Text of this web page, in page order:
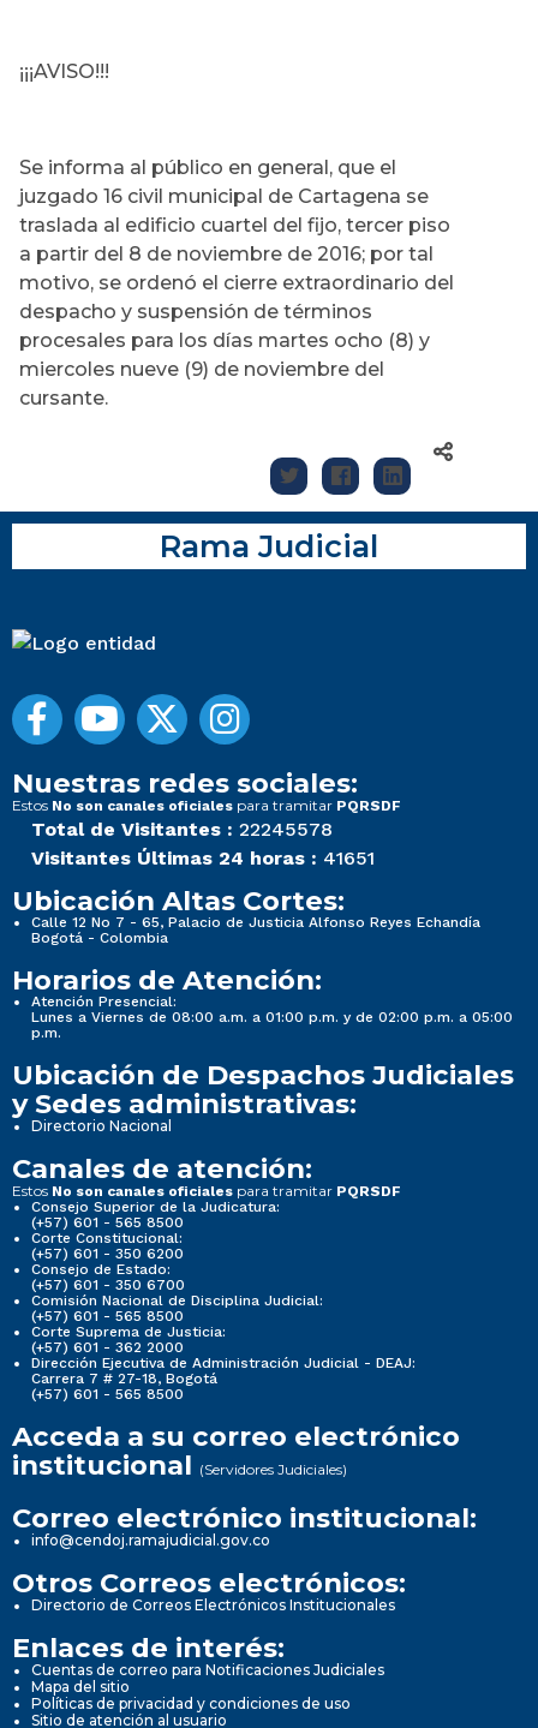
¡¡¡AVISO!!!
Se informa al público en general, que el
juzgado 16 civil municipal de Cartagena se
traslada al edificio cuartel del fijo, tercer piso
a partir del 8 de noviembre de 2016; por tal
motivo, se ordenó el cierre extraordinario del
despacho y suspensión de términos
procesales para los días martes ocho (8) y
miercoles nueve (9) de noviembre del
cursante.
Rama Judicial
Nuestras redes sociales:
Estos No son canales oficiales para tramitar PQRSDF
Total de Visitantes : 22245578
Visitantes Últimas 24 horas : 41651
Ubicación Altas Cortes:
Calle 12 No 7 - 65, Palacio de Justicia Alfonso Reyes Echandía
Bogotá - Colombia
Horarios de Atención:
Atención Presencial:
Lunes a Viernes de 08:00 a.m. a 01:00 p.m. y de 02:00 p.m. a 05:00
p.m.
Ubicación de Despachos Judiciales
y Sedes administrativas:
Directorio Nacional
Canales de atención:
Estos No son canales oficiales para tramitar PQRSDF
Consejo Superior de la Judicatura:
(+57) 601 - 565 8500
Corte Constitucional:
(+57) 601 - 350 6200
Consejo de Estado:
(+57) 601 - 350 6700
Comisión Nacional de Disciplina Judicial:
(+57) 601 - 565 8500
Corte Suprema de Justicia:
(+57) 601 - 362 2000
Dirección Ejecutiva de Administración Judicial - DEAJ:
Carrera 7 # 27-18, Bogotá
(+57) 601 - 565 8500
Acceda a su correo electrónico
institucional (Servidores Judiciales)
Correo electrónico institucional:
info@cendoj.ramajudicial.gov.co
Otros Correos electrónicos:
Directorio de Correos Electrónicos Institucionales
Enlaces de interés:
Cuentas de correo para Notificaciones Judiciales
Mapa del sitio
Políticas de privacidad y condiciones de uso
Sitio de atención al usuario